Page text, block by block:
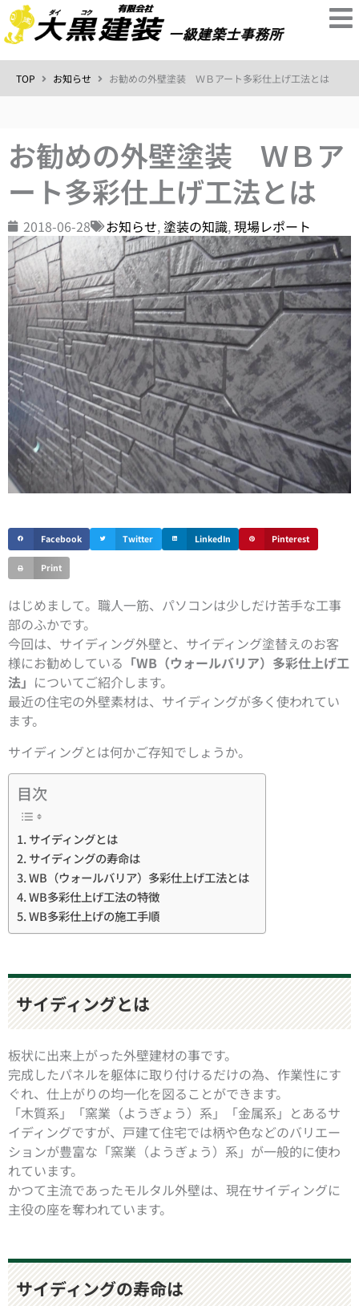
内
容
を
ス
TOP お知らせ お勧めの外壁塗装 ＷＢアート多彩仕上げ工法とは
お勧めの外壁塗装 ＷＢア
ート多彩仕上げ工法とは
2018-06-28 お知らせ, 塗装の知識,現場レポート
Facebook Twitter LinkedIn Pinterest
Print
はじめまして。職人一筋、パソコンは少しだけ苦手な工事
部のふかです。
今回は、サイディング外壁と、サイディング塗替えのお客
様にお勧めしている 「WB（ウォールバリア）多彩仕上げ工
法」 についてご紹介します。
最近の住宅の外壁素材は、サイディングが多く使われてい
ます。
サイディングとは何かご存知でしょうか。
目次
サイディングとは
サイディングの寿命は
WB（ウォールバリア）多彩仕上げ工法とは
WB多彩仕上げ工法の特徴
WB多彩仕上げの施工手順
サイディングとは
板状に出来上がった外壁建材の事です。
完成したパネルを躯体に取り付けるだけの為、作業性にす
ぐれ、仕上がりの均一化を図ることができます。
「木質系」「窯業（ようぎょう）系」「金属系」とあるサ
イディングですが、戸建て住宅では柄や色などのバリエー
ションが豊富な「窯業（ようぎょう）系」が一般的に使わ
れています。
かつて主流であったモルタル外壁は、現在サイディングに
主役の座を奪われています。
サイディングの寿命は